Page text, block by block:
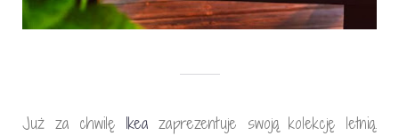
Już za chwilę Ikea zaprezentuje swoją kolekcję letnią.